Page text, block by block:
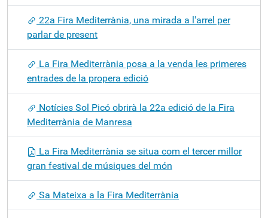
22a Fira Mediterrània, una mirada a l'arrel per
parlar de present
La Fira Mediterrània posa a la venda les primeres
entrades de la propera edició
Notícies Sol Picó obrirà la 22a edició de la Fira
Mediterrània de Manresa
La Fira Mediterrània se situa com el tercer millor
gran festival de músiques del món
Sa Mateixa a la Fira Mediterrània